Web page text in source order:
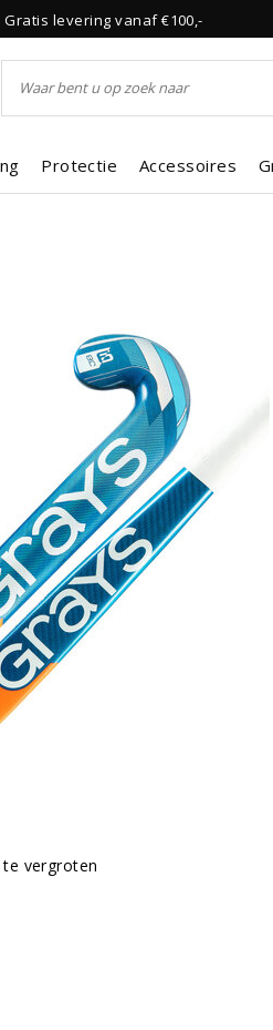
Gratis levering vanaf €100,-
Protectie Accessoires
vergroten